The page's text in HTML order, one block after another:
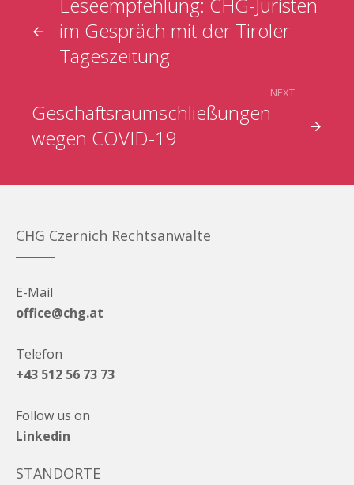
im Gespräch mit der Tiroler
Tageszeitung
Geschäftsraumschließungen
wegen COVID-19
NEXT
CHG Czernich Rechtsanwälte
E-Mail
office@chg.at
Telefon
+43 512 56 73 73
Follow us on
Linkedin
STANDORTE